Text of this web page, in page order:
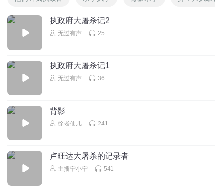
执政府大屠杀记2
无过有声 25
执政府大屠杀记1
无过有声 36
背影
徐老仙儿 241
卢旺达大屠杀的记录者
主播宁小宁 541